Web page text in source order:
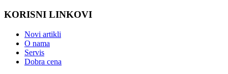
KORISNI LINKOVI
Novi artikli
O nama
Servis
Dobra cena